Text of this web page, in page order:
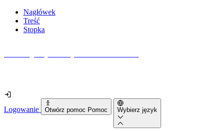
Nagłówek
Treść
Stopka
Logowanie Otwórz pomoc Pomoc Wybierz język